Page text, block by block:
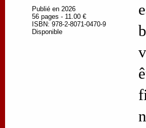
Publié en 2026
56 pages - 11.00 €
ISBN: 978-2-8071-0470-9
Disponible